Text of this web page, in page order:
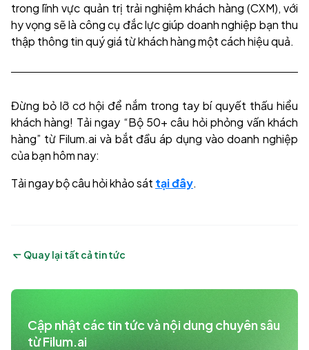
trong lĩnh vực quản trị trải nghiệm khách hàng (CXM), với
hy vọng sẽ là công cụ đắc lực giúp doanh nghiệp bạn thu
thập thông tin quý giá từ khách hàng một cách hiệu quả.
Đừng bỏ lỡ cơ hội để nắm trong tay bí quyết thấu hiểu
khách hàng! Tải ngay “Bộ 50+ câu hỏi phỏng vấn khách
hàng” từ Filum.ai và bắt đầu áp dụng vào doanh nghiệp
của bạn hôm nay:
Tải ngay bộ câu hỏi khảo sát tại đây.
Quay lại tất cả tin tức
Cập nhật các tin tức và nội dung chuyên sâu
từ Filum.ai